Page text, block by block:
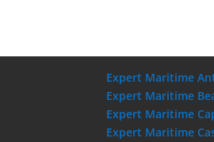
Expert Maritime
Expert Maritime
Expert Maritime
Expert Maritime